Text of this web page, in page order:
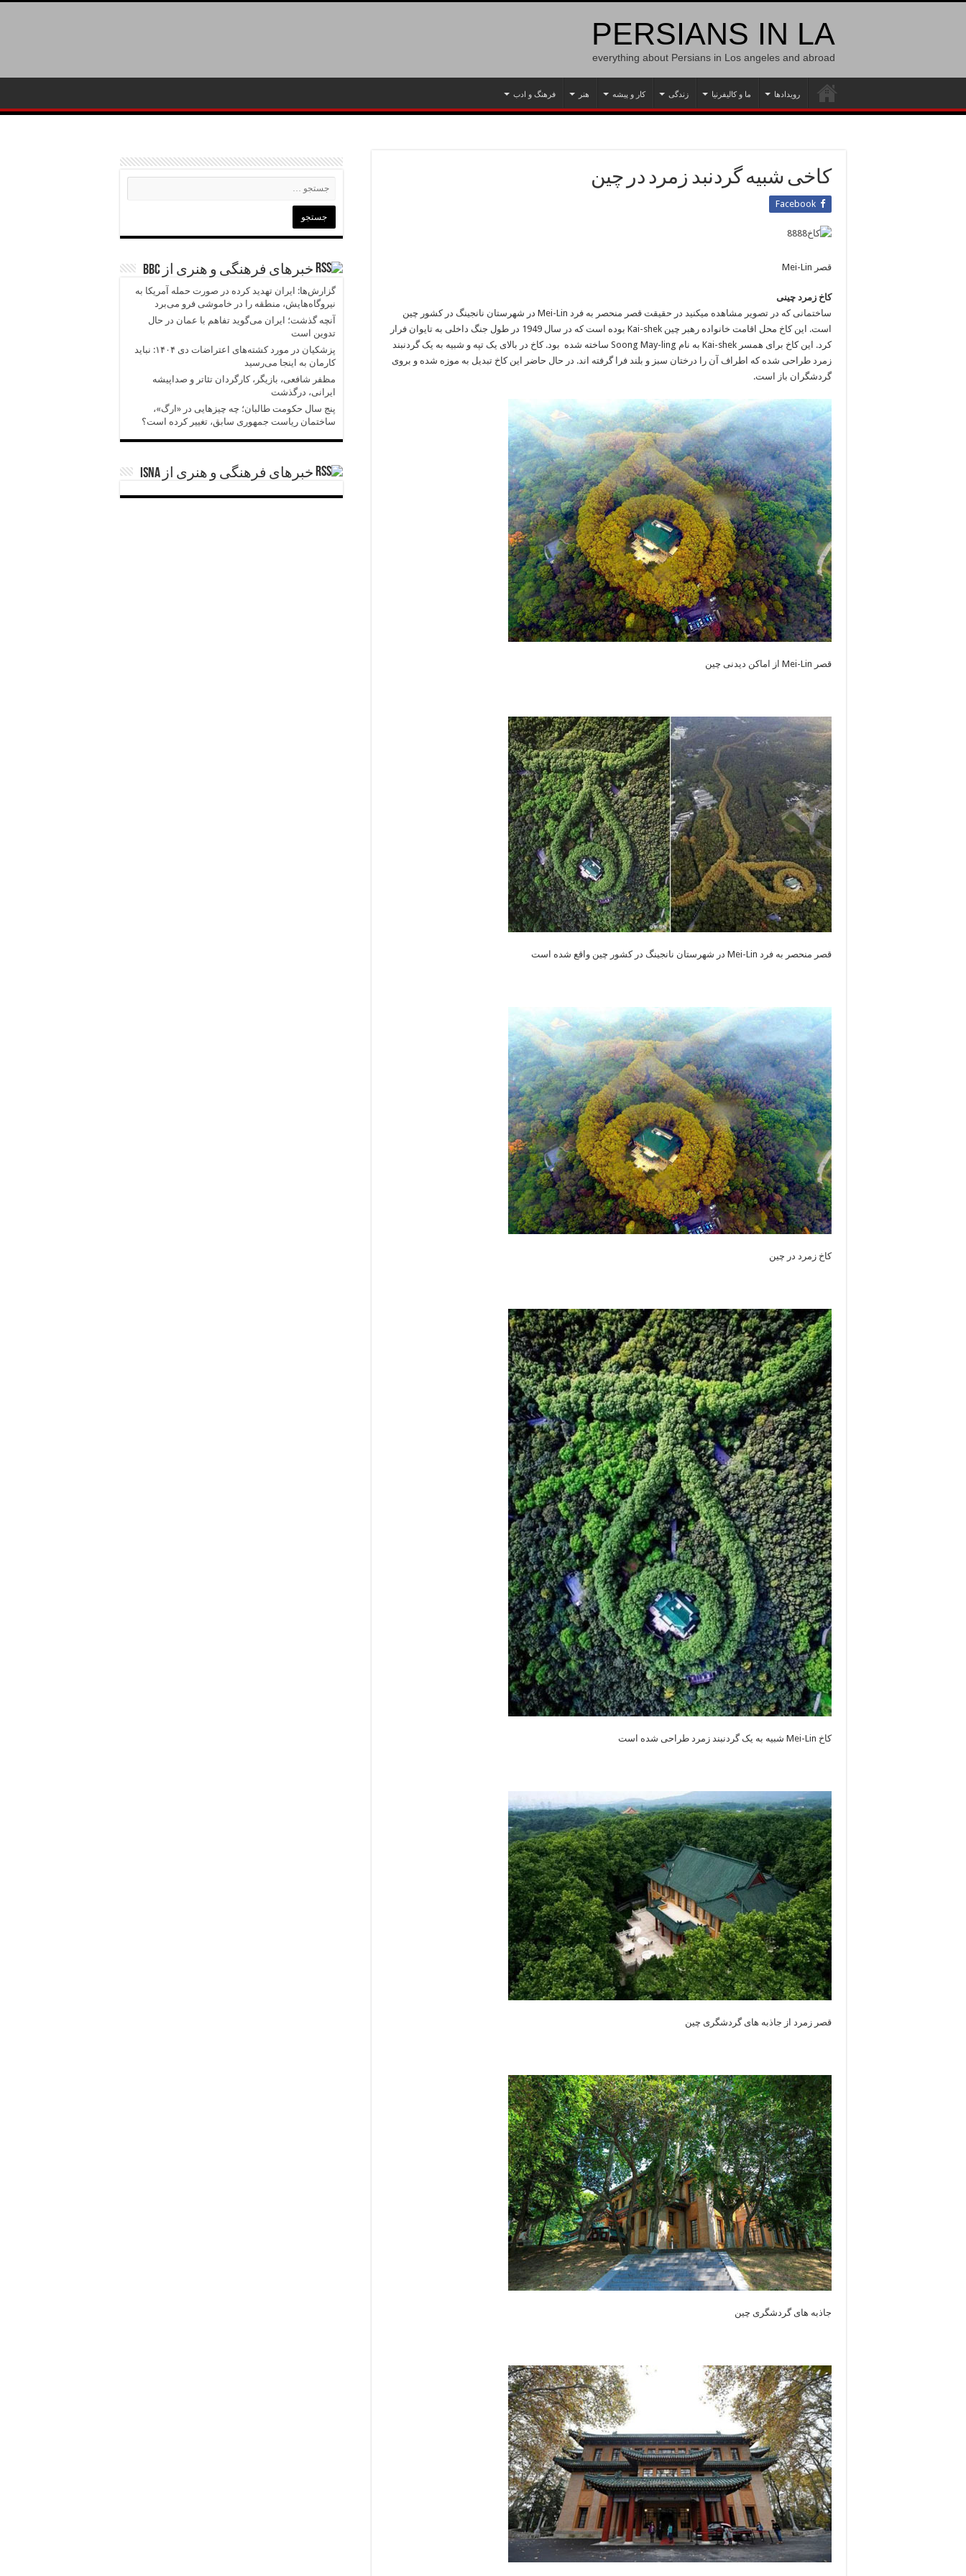
PERSIANS IN LA
everything about Persians in Los angeles and abroad
رویدادها ما و کالیفرنیا زندگی کار و پیشه هنر فرهنگ و ادب
کاخی شبیه گردنبد زمرد در چین
Facebook
قصر Mei-Lin
کاخ زمرد چینی
ساختمانی که در تصویر مشاهده میکنید در حقیقت قصر منحصر به فرد Mei-Lin در شهرستان نانجینگ در کشور چین
است. این کاخ محل اقامت خانواده رهبر چین Kai-shek بوده است که در سال 1949 در طول جنگ داخلی به تایوان فرار
کرد. این کاخ برای همسر Kai-shek به نام Soong May-ling ساخته شده بود. کاخ در بالای یک تپه و شبیه به یک گردنبند
زمرد طراحی شده که اطراف آن را درختان سبز و بلند فرا گرفته اند. در حال حاضر این کاخ تبدیل به موزه شده و بروی
گردشگران باز است.
قصر Mei-Lin از اماکن دیدنی چین
قصر منحصر به فرد Mei-Lin در شهرستان نانجینگ در کشور چین واقع شده است
کاخ زمرد در چین
کاخ Mei-Lin شبیه به یک گردنبند زمرد طراحی شده است
قصر زمرد از جاذبه های گردشگری چین
جاذبه های گردشگری چین
خبرهای فرهنگی و هنری از BBC
گزارش‌ها: ایران تهدید کرده در صورت حمله آمریکا به
نیروگاه‌هایش، منطقه را در خاموشی فرو می‌برد
آنچه گذشت؛ ایران می‌گوید تفاهم با عمان در حال
تدوین است
پزشکیان در مورد کشته‌های اعتراضات دی ۱۴۰۴: نباید
کارمان به اینجا می‌رسید
مظفر شافعی، بازیگر، کارگردان تئاتر و صداپیشه
ایرانی، درگذشت
پنج سال حکومت طالبان؛ چه چیزهایی در «ارگ»،
ساختمان ریاست جمهوری سابق، تغییر کرده است؟
خبرهای فرهنگی و هنری از ISNA